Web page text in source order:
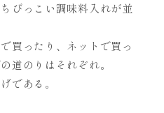
びっこい調味料入れが並
買ったり、ネットで買っ
道のりはそれぞれ。
である。